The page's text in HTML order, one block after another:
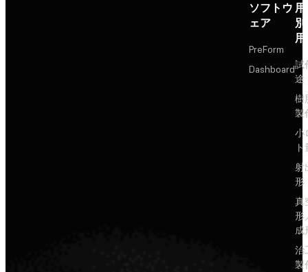
ソフトウ
ェア
PreForm
Dashboard試
途
樹
製
小
射
形
真
形
成
治
製